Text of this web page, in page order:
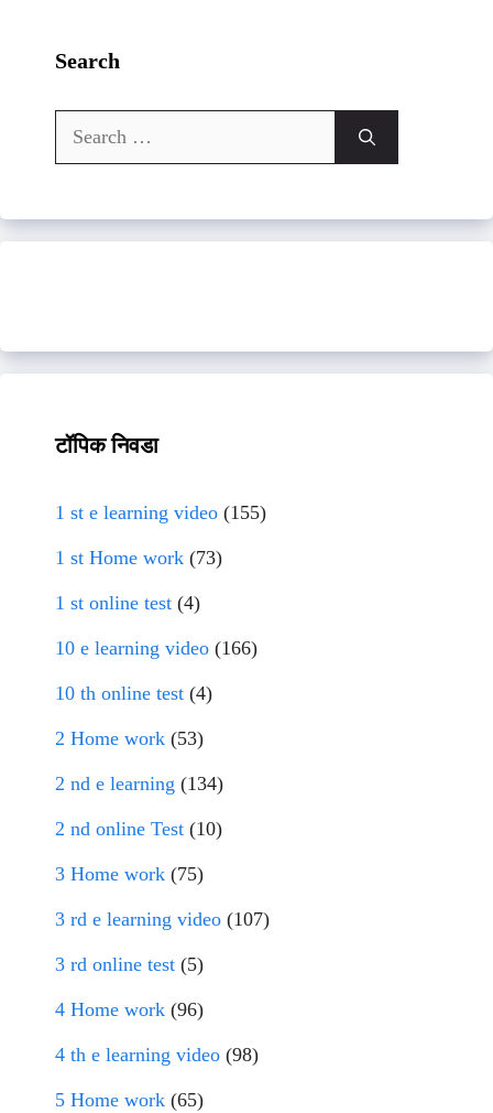
Search
Search
for:
टॉपिक निवडा
1 st e learning video (155)
1 st Home work (73)
1 st online test (4)
10 e learning video (166)
10 th online test (4)
2 Home work (53)
2 nd e learning (134)
2 nd online Test (10)
3 Home work (75)
3 rd e learning video (107)
3 rd online test (5)
4 Home work (96)
4 th e learning video (98)
5 Home work (65)